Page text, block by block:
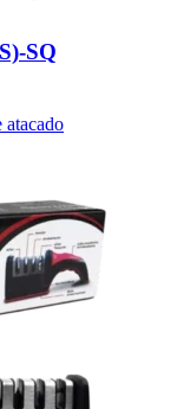
SQ
atacado